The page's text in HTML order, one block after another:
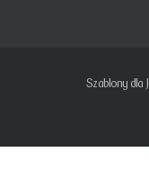
Szablony dla